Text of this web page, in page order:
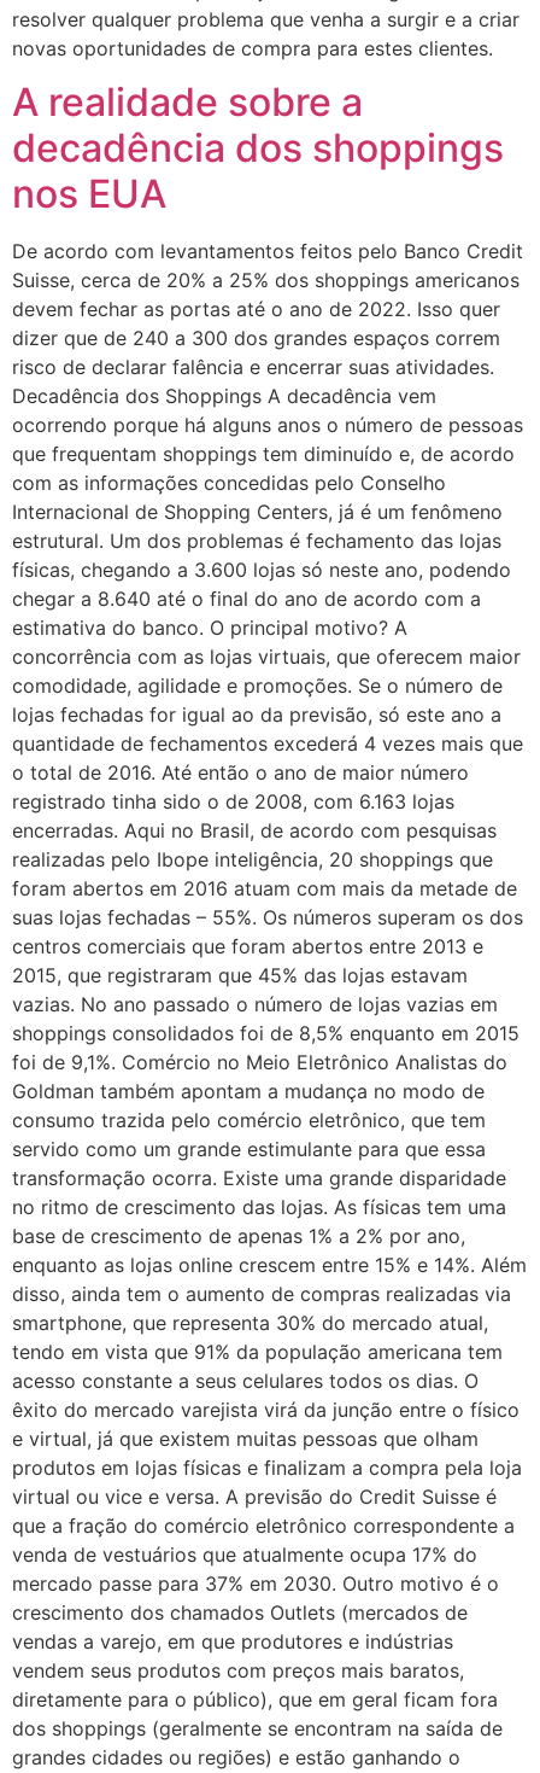
resolver qualquer problema que venha a surgir e a criar
novas oportunidades de compra para estes clientes.
A realidade sobre a
decadência dos shoppings
nos EUA
De acordo com levantamentos feitos pelo Banco Credit
Suisse, cerca de 20% a 25% dos shoppings americanos
devem fechar as portas até o ano de 2022. Isso quer
dizer que de 240 a 300 dos grandes espaços correm
risco de declarar falência e encerrar suas atividades.
Decadência dos Shoppings A decadência vem
ocorrendo porque há alguns anos o número de pessoas
que frequentam shoppings tem diminuído e, de acordo
com as informações concedidas pelo Conselho
Internacional de Shopping Centers, já é um fenômeno
estrutural. Um dos problemas é fechamento das lojas
físicas, chegando a 3.600 lojas só neste ano, podendo
chegar a 8.640 até o final do ano de acordo com a
estimativa do banco. O principal motivo? A
concorrência com as lojas virtuais, que oferecem maior
comodidade, agilidade e promoções. Se o número de
lojas fechadas for igual ao da previsão, só este ano a
quantidade de fechamentos excederá 4 vezes mais que
o total de 2016. Até então o ano de maior número
registrado tinha sido o de 2008, com 6.163 lojas
encerradas. Aqui no Brasil, de acordo com pesquisas
realizadas pelo Ibope inteligência, 20 shoppings que
foram abertos em 2016 atuam com mais da metade de
suas lojas fechadas – 55%. Os números superam os dos
centros comerciais que foram abertos entre 2013 e
2015, que registraram que 45% das lojas estavam
vazias. No ano passado o número de lojas vazias em
shoppings consolidados foi de 8,5% enquanto em 2015
foi de 9,1%. Comércio no Meio Eletrônico Analistas do
Goldman também apontam a mudança no modo de
consumo trazida pelo comércio eletrônico, que tem
servido como um grande estimulante para que essa
transformação ocorra. Existe uma grande disparidade
no ritmo de crescimento das lojas. As físicas tem uma
base de crescimento de apenas 1% a 2% por ano,
enquanto as lojas online crescem entre 15% e 14%. Além
disso, ainda tem o aumento de compras realizadas via
smartphone, que representa 30% do mercado atual,
tendo em vista que 91% da população americana tem
acesso constante a seus celulares todos os dias. O
êxito do mercado varejista virá da junção entre o físico
e virtual, já que existem muitas pessoas que olham
produtos em lojas físicas e finalizam a compra pela loja
virtual ou vice e versa. A previsão do Credit Suisse é
que a fração do comércio eletrônico correspondente a
venda de vestuários que atualmente ocupa 17% do
mercado passe para 37% em 2030. Outro motivo é o
crescimento dos chamados Outlets (mercados de
vendas a varejo, em que produtores e indústrias
vendem seus produtos com preços mais baratos,
diretamente para o público), que em geral ficam fora
dos shoppings (geralmente se encontram na saída de
grandes cidades ou regiões) e estão ganhando o